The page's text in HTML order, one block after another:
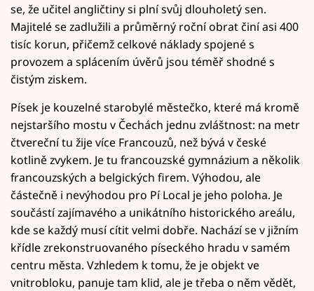
se, že učitel angličtiny si plní svůj dlouholetý sen.
Majitelé se zadlužili a průměrný roční obrat činí asi 400
tisíc korun, přičemž celkové náklady spojené s
provozem a splácením úvěrů jsou téměř shodné s
čistým ziskem.
Písek je kouzelné starobylé městečko, které má kromě
nejstaršího mostu v Čechách jednu zvláštnost: na metr
čtvereční tu žije více Francouzů, než bývá v české
kotlině zvykem. Je tu francouzské gymnázium a několik
francouzských a belgických firem. Výhodou, ale
částečně i nevýhodou pro Pí Local je jeho poloha. Je
součástí zajímavého a unikátního historického areálu,
kde se každý musí cítit velmi dobře. Nachází se v jižním
křídle zrekonstruovaného píseckého hradu v samém
centru města. Vzhledem k tomu, že je objekt ve
vnitrobloku, panuje tam klid, ale je třeba o něm vědět,